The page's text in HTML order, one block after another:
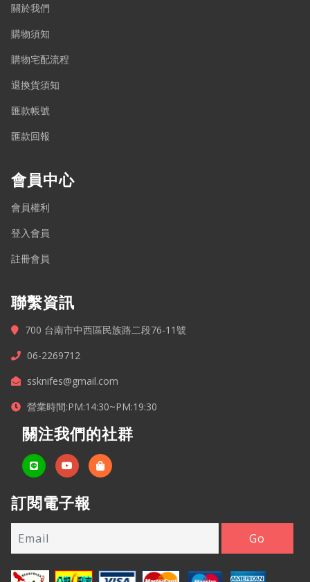
關於我們
購物須知
購物宅配流程
退換貨須知
匯款帳號
匯款回報
會員中心
會員權利
登入會員
註冊會員
聯繫資訊
700 台南市中西區民族路二段76-11號
06-2269712
ssknifes@gmail.com
營業時間:PM:14:30~PM:19:30
關注我們的社群
訂閱電子報